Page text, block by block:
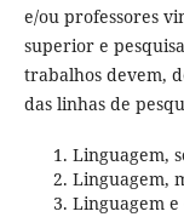
e/ou professores
superior e
trabalhos devem,
das linhas de
Linguagem,
Linguagem,
Linguagem e